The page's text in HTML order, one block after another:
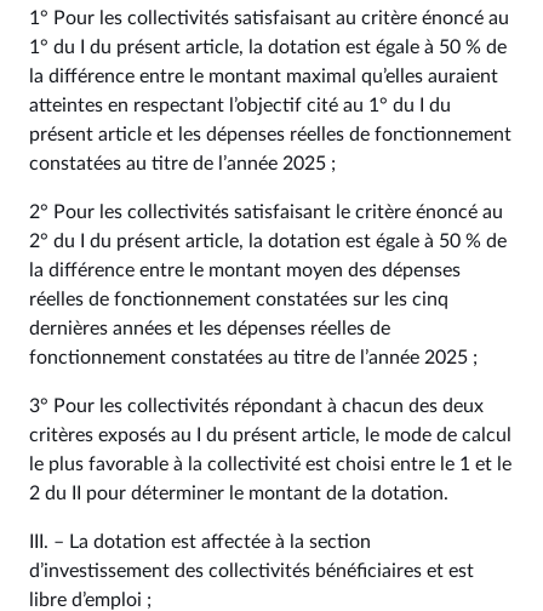
1° Pour les collectivités satisfaisant au critère énoncé au
1° du I du présent article, la dotation est égale à 50 % de
la différence entre le montant maximal qu’elles auraient
atteintes en respectant l’objectif cité au 1° du I du
présent article et les dépenses réelles de fonctionnement
constatées au titre de l’année 2025 ;
2° Pour les collectivités satisfaisant le critère énoncé au
2° du I du présent article, la dotation est égale à 50 % de
la différence entre le montant moyen des dépenses
réelles de fonctionnement constatées sur les cinq
dernières années et les dépenses réelles de
fonctionnement constatées au titre de l’année 2025 ;
3° Pour les collectivités répondant à chacun des deux
critères exposés au I du présent article, le mode de calcul
le plus favorable à la collectivité est choisi entre le 1 et le
2 du II pour déterminer le montant de la dotation.
III. – La dotation est affectée à la section
d’investissement des collectivités bénéficiaires et est
libre d’emploi ;